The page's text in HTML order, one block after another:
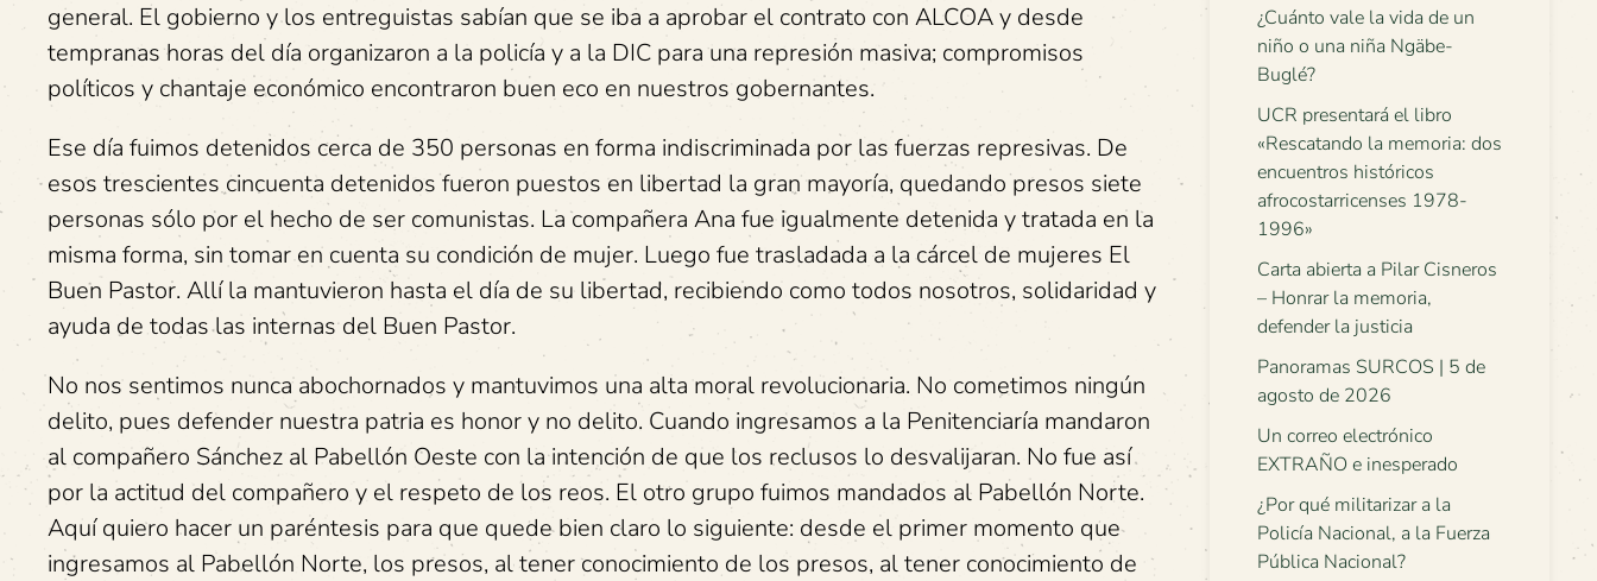
general. El gobierno y los entreguistas sabían que se iba a aprobar el contrato con ALCOA y desde
tempranas horas del día organizaron a la policía y a la DIC para una represión masiva; compromisos
políticos y chantaje económico encontraron buen eco en nuestros gobernantes.
Ese día fuimos detenidos cerca de 350 personas en forma indiscriminada por las fuerzas represivas. De
esos trescientes cincuenta detenidos fueron puestos en libertad la gran mayoría, quedando presos siete
personas sólo por el hecho de ser comunistas. La compañera Ana fue igualmente detenida y tratada en la
misma forma, sin tomar en cuenta su condición de mujer. Luego fue trasladada a la cárcel de mujeres El
Buen Pastor. Allí la mantuvieron hasta el día de su libertad, recibiendo como todos nosotros, solidaridad y
ayuda de todas las internas del Buen Pastor.
No nos sentimos nunca abochornados y mantuvimos una alta moral revolucionaria. No cometimos ningún
delito, pues defender nuestra patria es honor y no delito. Cuando ingresamos a la Penitenciaría mandaron
al compañero Sánchez al Pabellón Oeste con la intención de que los reclusos lo desvalijaran. No fue así
por la actitud del compañero y el respeto de los reos. El otro grupo fuimos mandados al Pabellón Norte.
Aquí quiero hacer un paréntesis para que quede bien claro lo siguiente: desde el primer momento que
ingresamos al Pabellón Norte, los presos, al tener conocimiento de los presos, al tener conocimiento de
¿Cuánto vale la vida de un
niño o una niña Ngäbe-
Buglé?
UCR presentará el libro
«Rescatando la memoria: dos
encuentros históricos
afrocostarricenses 1978-
1996»
Carta abierta a Pilar Cisneros
– Honrar la memoria,
defender la justicia
Panoramas SURCOS | 5 de
agosto de 2026
Un correo electrónico
EXTRAÑO e inesperado
¿Por qué militarizar a la
Policía Nacional, a la Fuerza
Pública Nacional?